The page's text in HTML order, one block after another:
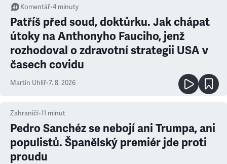
Komentář•4 minuty
Patříš před soud, doktůrku. Jak chápat
útoky na Anthonyho Fauciho, jenž
rozhodoval o zdravotní strategii USA v
časech covidu
Martin Uhlíř•7. 8. 2026
Zahraničí•11 minut
Pedro Sanchéz se nebojí ani Trumpa, ani
populistů. Španělský premiér jde proti
proudu